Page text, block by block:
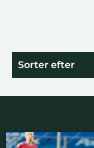
Sorter efter